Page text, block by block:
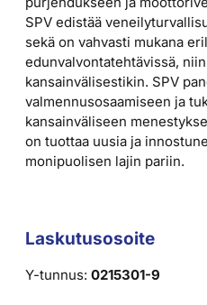
SPV edistää
sekä on vahvasti mukana
edunvalvontatehtävissä,
kansainvälisestikin. SPV
valmennusosaamiseen ja
kansainväliseen
on tuottaa uusia ja
monipuolisen lajin pariin.
Laskutusosoite
Y-tunnus: 0215301-9